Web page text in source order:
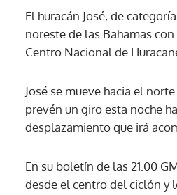
El huracán José, de
noreste de las Bahamas
Centro Nacional de
José se mueve hacia el
prevén un giro esta noche
desplazamiento que irá
En su boletín de las 21.00
desde el centro del ciclón y